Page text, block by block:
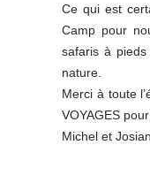
Ce qui est
Camp pour
safaris à
nature.
Merci à toute
VOYAGES
Michel et